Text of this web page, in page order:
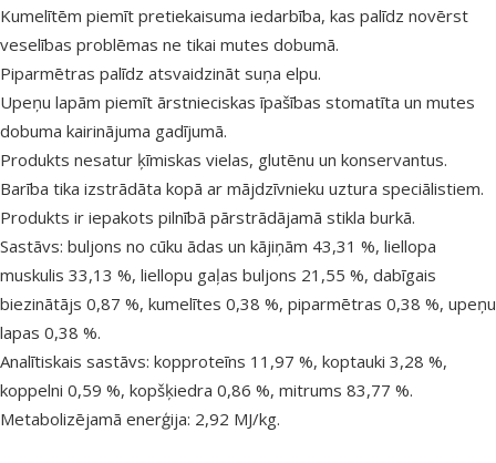
Kumelītēm piemīt pretiekaisuma iedarbība, kas palīdz novērst
veselības problēmas ne tikai mutes dobumā.
Piparmētras palīdz atsvaidzināt suņa elpu.
Upeņu lapām piemīt ārstnieciskas īpašības stomatīta un mutes
dobuma kairinājuma gadījumā.
Produkts nesatur ķīmiskas vielas, glutēnu un konservantus.
Barība tika izstrādāta kopā ar mājdzīvnieku uztura speciālistiem.
Produkts ir iepakots pilnībā pārstrādājamā stikla burkā.
Sastāvs: buljons no cūku ādas un kājiņām 43,31 %, liellopa
muskulis 33,13 %, liellopu gaļas buljons 21,55 %, dabīgais
biezinātājs 0,87 %, kumelītes 0,38 %, piparmētras 0,38 %, upeņu
lapas 0,38 %.
Analītiskais sastāvs: kopproteīns 11,97 %, koptauki 3,28 %,
koppelni 0,59 %, kopšķiedra 0,86 %, mitrums 83,77 %.
Metabolizējamā enerģija: 2,92 MJ/kg.